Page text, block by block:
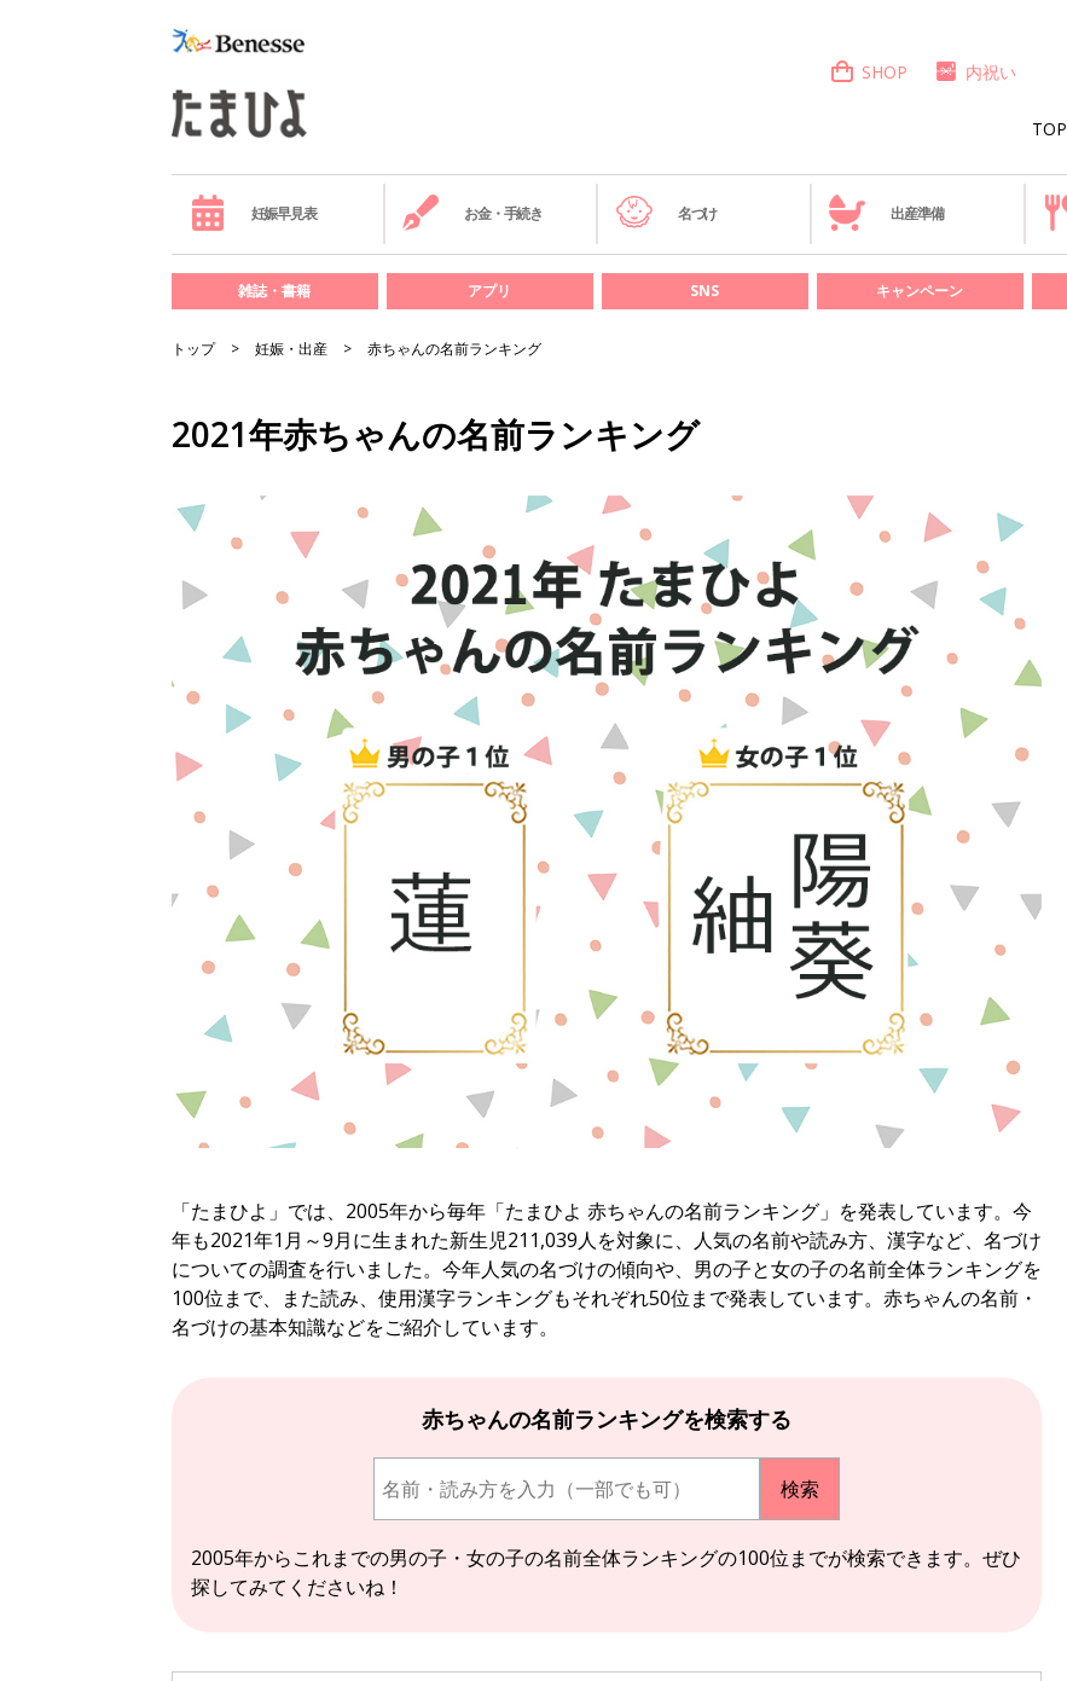
TOP
SHOP 内祝い
妊娠早見表 お金・手続き 名づけ 出産準備
雑誌・書籍 アプリ SNS キャンペーン
トップ 妊娠・出産 赤ちゃんの名前ランキング
2021年赤ちゃんの名前ランキング
「たまひよ」では、2005年から毎年「たまひよ 赤ちゃんの名前ランキング」を発表しています。今
年も2021年1月～9月に生まれた新生児211,039人を対象に、人気の名前や読み方、漢字など、名づけ
についての調査を行いました。今年人気の名づけの傾向や、男の子と女の子の名前全体ランキングを
100位まで、また読み、使用漢字ランキングもそれぞれ50位まで発表しています。赤ちゃんの名前・
名づけの基本知識などをご紹介しています。
赤ちゃんの名前ランキングを検索する
2005年からこれまでの男の子・女の子の名前全体ランキングの100位までが検索できます。ぜひ
探してみてくださいね！